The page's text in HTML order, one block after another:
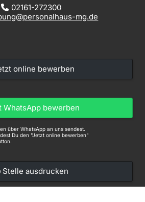
02161-272300
mg.de
online bewerben
WhatsApp bewerben
über WhatsApp an uns sendest.
Du den "Jetzt online bewerben"
Stelle ausdrucken